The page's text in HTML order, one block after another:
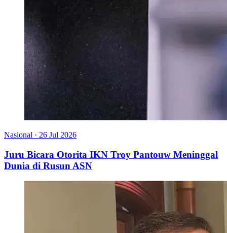
Nasional · 26 Jul 2026
Juru Bicara Otorita IKN Troy Pantouw Meninggal
Dunia di Rusun ASN